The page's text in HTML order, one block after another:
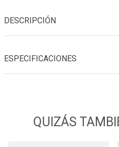
DESCRIPCIÓN
ESPECIFICACIONES
QUIZÁS